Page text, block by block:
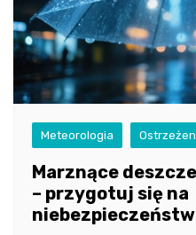
Meteorologia
Marznące
– przygotuj się na